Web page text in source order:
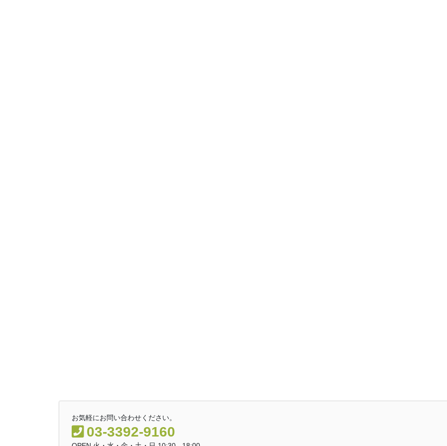
お気軽にお問い合わせください。
03-3392-9160